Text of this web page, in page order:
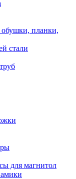
планки,
стали
для магнитол